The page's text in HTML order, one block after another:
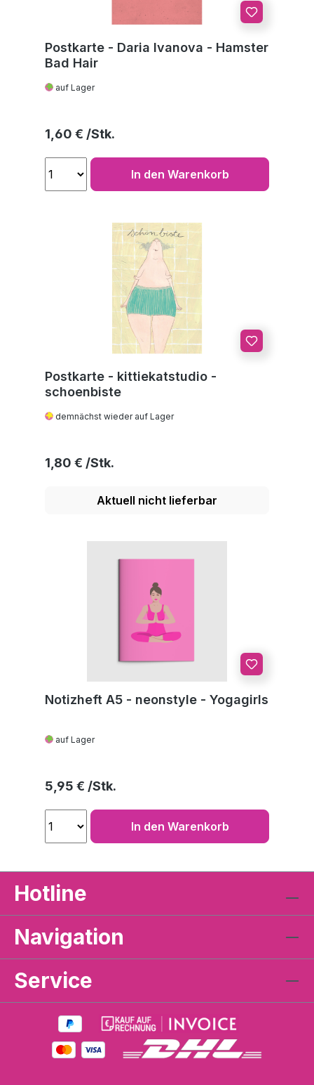
Postkarte - Daria Ivanova - Hamster
Bad Hair
auf Lager
Regulärer Preis:
1,60 €
In den Warenkorb
Postkarte - kittiekatstudio -
schoenbiste
demnächst wieder auf Lager
Regulärer Preis:
1,80 €
Aktuell nicht lieferbar
Notizheft A5 - neonstyle - Yogagirls
auf Lager
Regulärer Preis:
5,95 €
In den Warenkorb
Hotline
Navigation
Service